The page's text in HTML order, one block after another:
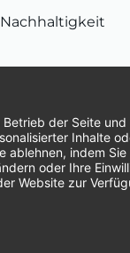
Nachhaltigkeit